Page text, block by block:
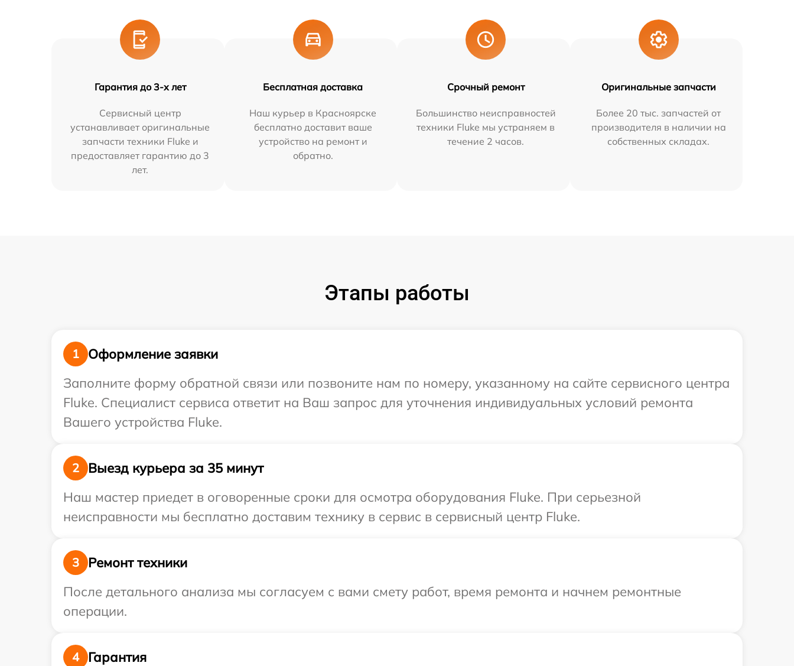
Гарантия до 3-х лет
Сервисный центр
устанавливает оригинальные
запчасти техники Fluke и
предоставляет гарантию до 3
лет.
Бесплатная доставка
Наш курьер в Красноярске
бесплатно доставит ваше
устройство на ремонт и
обратно.
Срочный ремонт
Большинство неисправностей
техники Fluke мы устраняем в
течение 2 часов.
Оригинальные запчасти
Более 20 тыс. запчастей от
производителя в наличии на
собственных складах.
Этапы работы
1
Оформление заявки
Заполните форму обратной связи или позвоните нам по номеру, указанному на сайте сервисного центра
Fluke. Специалист сервиса ответит на Ваш запрос для уточнения индивидуальных условий ремонта
Вашего устройства Fluke.
2
Выезд курьера за 35 минут
Наш мастер приедет в оговоренные сроки для осмотра оборудования Fluke. При серьезной
неисправности мы бесплатно доставим технику в сервис в сервисный центр Fluke.
3
Ремонт техники
После детального анализа мы согласуем с вами смету работ, время ремонта и начнем ремонтные
операции.
4
Гарантия